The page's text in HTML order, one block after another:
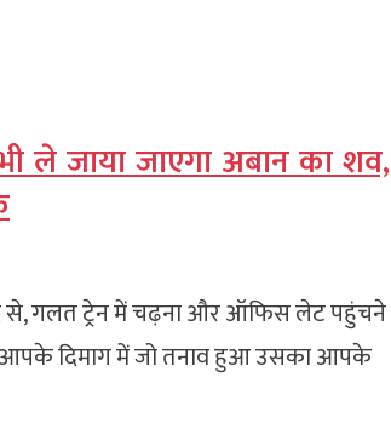
ले जाया जाएगा अबान का शव,
गलत ट्रेन में चढ़ना और ऑफिस लेट पहुंचने
दिमाग में जो तनाव हुआ उसका आपके